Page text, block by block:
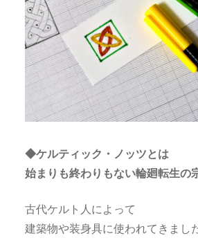
◆ケルティック・ノッツとは
始まりも終わりもない輪廻転生の
古代ケルト人によって
建築物や装身具に使われてきまし